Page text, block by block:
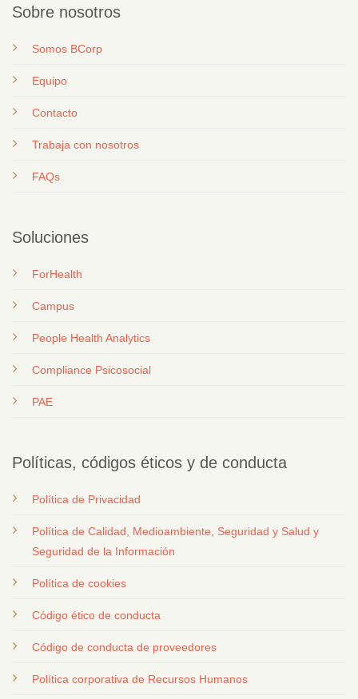
Sobre nosotros
Somos BCorp
Equipo
Contacto
Trabaja con nosotros
FAQs
Soluciones
ForHealth
Campus
People Health Analytics
Compliance Psicosocial
PAE
Políticas, códigos éticos y de conducta
Política de Privacidad
Política de Calidad, Medioambiente, Seguridad y Salud y
Seguridad de la Información
Política de cookies
Código ético de conducta
Código de conducta de proveedores
Política corporativa de Recursos Humanos